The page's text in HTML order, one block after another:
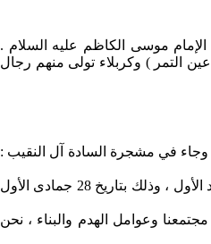
موسى الكاظم عليه السلام .
التمر ) وكربلاء تولى منهم رجال
الأسرة : السيد مصطفى بن حسين آل دراج ، كان عالماً فاضلاً له كتاب ( أصول الدين ) فرغ من تأليفه يوم الخميس تاسع شهر ذي القعدة سنة 1175 هـ . وجاء في مشجرة السادة آل النقيب :
ومنها أيضاً : السيد فاضل بن السيد عباس النقيب المتوفى في صفر سنة 1361 هـ كان تقياًُ ورعاًُ مشتغلاً بطلب العلم ، كتب بخطه كتاب ( اللمعة الدمشقية في الفقه للشهيد الأول ، وذلك بتاريخ 28 جمادى الأول
م ، له آثار مطبوعة منها : الدعوة والعقبات ، مجتمعنا وعوامل الهدم والبناء ، نحن